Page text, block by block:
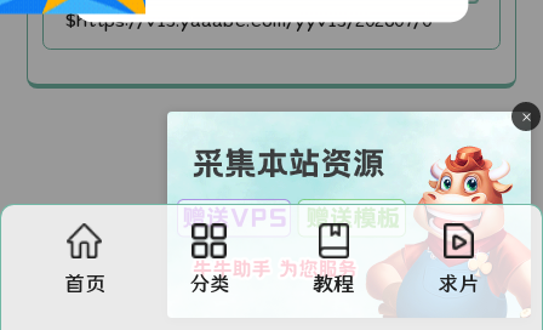
$https://v13.yaaabc.com/yyv13/202607/08/Lm2KyPiNRV27/video/index.m3u8
首页 分类 教程 求片
×